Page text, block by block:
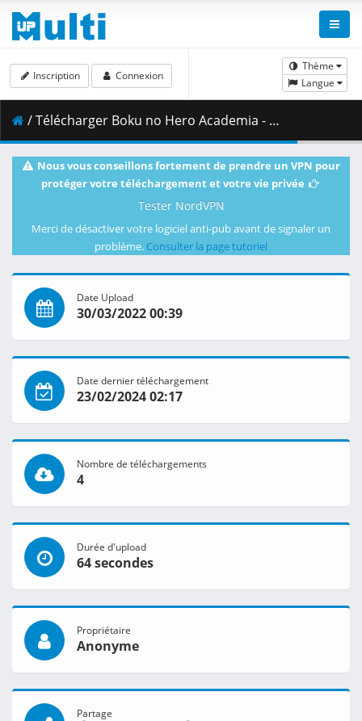
Thème
Langue
Inscription Connexion
/ Télécharger Boku no Hero Academia - S05E04 - UNCUT 1080p WEB H.264 -NanDesuKa (FUNi).mkv.002 ( 380.92 MB )
Nous vous conseillons fortement de prendre un VPN pour
protéger votre téléchargement et votre vie privée
Tester NordVPN
Merci de désactiver votre logiciel anti-pub avant de signaler un
problème. Consulter la page tutoriel
Date Upload
30/03/2022 00:39
Date dernier téléchargement
23/02/2024 02:17
Nombre de téléchargements
4
Durée d'upload
64 secondes
Propriétaire
Anonyme
Partage